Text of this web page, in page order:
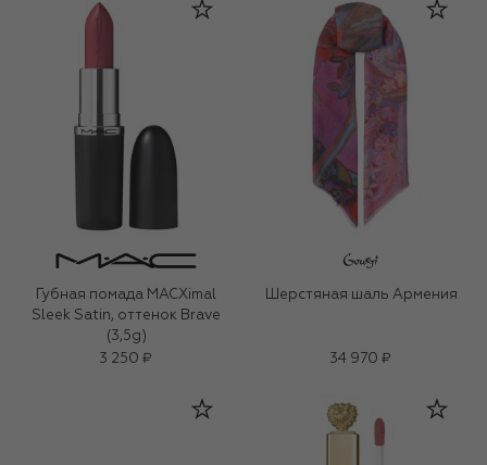
Губная помада MACXimal
Sleek Satin, оттенок Brave
(3,5g)
3 250 ₽
Шерстяная шаль Армения
34 970 ₽